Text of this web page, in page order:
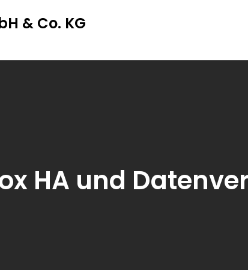
& Co. KG
HA und